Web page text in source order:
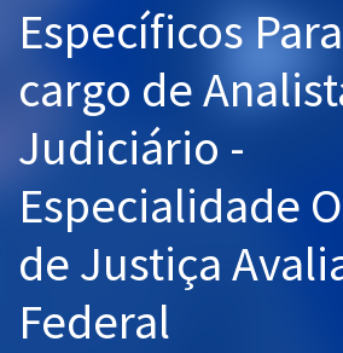
Conteúdo gratuito
Blog
Aprovados
Atendimento
Específicos
cargo de
Judiciário -
Especialidade
de Justiça
Federal